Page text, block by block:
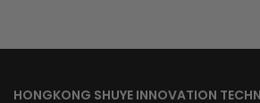
HONGKONG SHUYE INNOVATION